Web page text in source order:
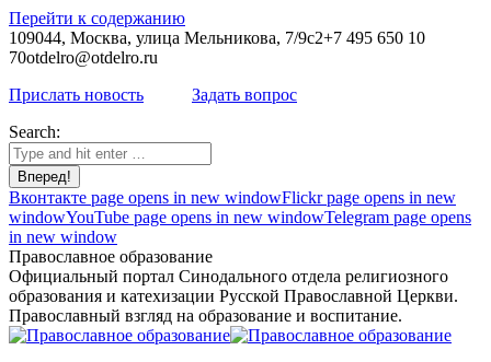
Перейти к содержанию
109044, Москва, улица Мельникова, 7/9с2+7 495 650 10
70otdelro@otdelro.ru
Прислать новость
Задать вопрос
Search:
Вконтакте page opens in new windowFlickr page opens in new
windowYouTube page opens in new windowTelegram page opens
in new window
Православное образование
Официальный портал Синодального отдела религиозного
образования и катехизации Русской Православной Церкви.
Православный взгляд на образование и воспитание.